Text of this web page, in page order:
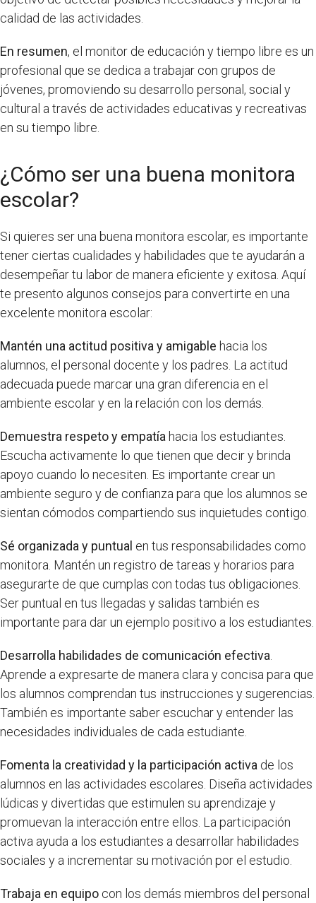
calidad de las actividades.
En resumen, el monitor de educación y tiempo libre es un
profesional que se dedica a trabajar con grupos de
jóvenes, promoviendo su desarrollo personal, social y
cultural a través de actividades educativas y recreativas
en su tiempo libre.
¿Cómo ser una buena monitora
escolar?
Si quieres ser una buena monitora escolar, es importante
tener ciertas cualidades y habilidades que te ayudarán a
desempeñar tu labor de manera eficiente y exitosa. Aquí
te presento algunos consejos para convertirte en una
excelente monitora escolar:
Mantén una actitud positiva y amigable hacia los
alumnos, el personal docente y los padres. La actitud
adecuada puede marcar una gran diferencia en el
ambiente escolar y en la relación con los demás.
Demuestra respeto y empatía hacia los estudiantes.
Escucha activamente lo que tienen que decir y brinda
apoyo cuando lo necesiten. Es importante crear un
ambiente seguro y de confianza para que los alumnos se
sientan cómodos compartiendo sus inquietudes contigo.
Sé organizada y puntual en tus responsabilidades como
monitora. Mantén un registro de tareas y horarios para
asegurarte de que cumplas con todas tus obligaciones.
Ser puntual en tus llegadas y salidas también es
importante para dar un ejemplo positivo a los estudiantes.
Desarrolla habilidades de comunicación efectiva
Aprende a expresarte de manera clara y concisa para que
los alumnos comprendan tus instrucciones y sugerencias.
También es importante saber escuchar y entender las
necesidades individuales de cada estudiante.
Fomenta la creatividad y la participación activa de los
alumnos en las actividades escolares. Diseña actividades
lúdicas y divertidas que estimulen su aprendizaje y
promuevan la interacción entre ellos. La participación
activa ayuda a los estudiantes a desarrollar habilidades
sociales y a incrementar su motivación por el estudio.
Trabaja en equipo con los demás miembros del personal